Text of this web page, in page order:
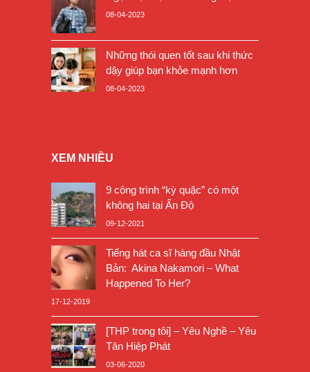
08-04-2023
Những thói quen tốt sau khi thức
dậy giúp bạn khỏe mạnh hơn
08-04-2023
XEM NHIỀU
9 công trình “kỳ quặc” có một
không hai tại Ấn Độ
09-12-2021
Tiếng hát ca sĩ hàng đầu Nhật
Bản: Akina Nakamori – What
Happened To Her?
17-12-2019
[THP trong tôi] – Yêu Nghề – Yêu
Tân Hiệp Phát
03-06-2020